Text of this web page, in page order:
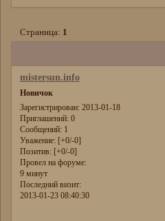
Страница: 1
mistersun.info
Новичок
Зарегистрирован: 2013-01-18
Приглашений:0
Сообщений:1
Уважение: [+0/-0]
Позитив: [+0/-0]
Провел на форуме:
9 минут
Последний визит:
2013-01-23 08:40:30